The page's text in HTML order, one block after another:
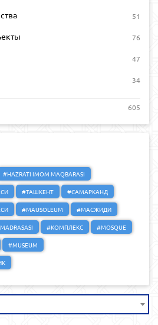
51
76
47
34
605
#HAZRATI IMOM MAQBARASI
#ТАШКЕНТ
#САМАРКАНД
#MAUSOLEUM
#МАСЖИДИ
#КОМПЛЕКС
#MOSQUE
#MUSEUM